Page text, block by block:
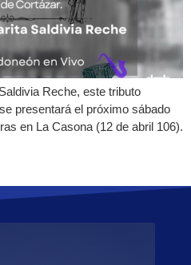
Reche, este tributo
presentará el próximo sábado
en La Casona (12 de abril 106).